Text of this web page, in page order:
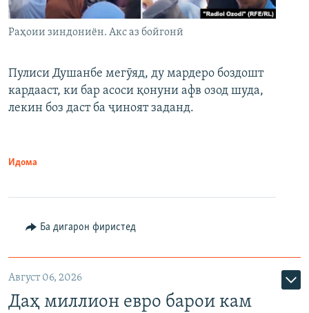
Раҳоии зиндониён. Акс аз бойгонӣ
Пулиси Душанбе мегӯяд, ду мардеро боздошт
кардааст, ки бар асоси қонуни афв озод шуда,
лекин боз даст ба ҷиноят заданд.
Идома
Ба дигарон фиристед
Август 06, 2026
Даҳ миллион евро барои кам